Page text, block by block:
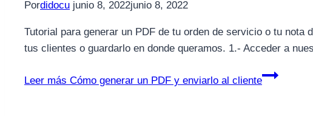
Pordidocu junio 8, 2022junio 8, 2022
Tutorial para generar un PDF de tu orden de servicio o tu
tus clientes o guardarlo en donde queramos. 1.- Acceder a
Leer más Cómo generar un PDF y enviarlo al cliente